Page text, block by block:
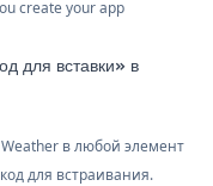
create your app
для вставки» в
в любой элемент
для встраивания.